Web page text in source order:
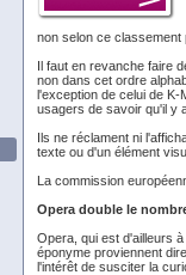
non selon ce classement
Il faut en revanche faire
non dans cet ordre
l'exception de celui de K-
usagers de savoir qu'il y
Ils ne réclament ni
texte ou d'un élément
La commission
Opera double le
Opera, qui est d'ailleurs
éponyme proviennent
l'intérêt de susciter la